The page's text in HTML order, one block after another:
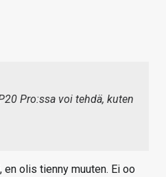
Pro:ssa voi tehdä, kuten
olis tienny muuten. Ei oo